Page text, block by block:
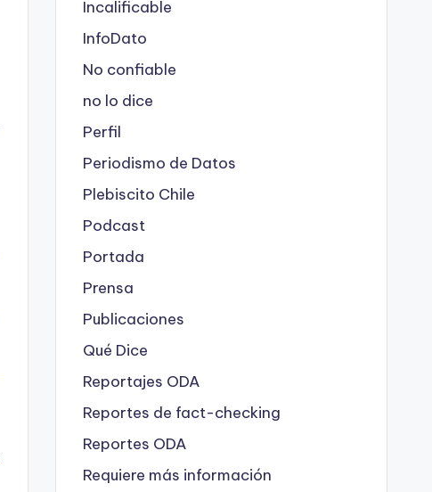
Incalificable
InfoDato
No confiable
no lo dice
Perfil
Periodismo de Datos
Plebiscito Chile
Podcast
Portada
Prensa
Publicaciones
Qué Dice
Reportajes ODA
Reportes de fact-checking
Reportes ODA
Requiere más información